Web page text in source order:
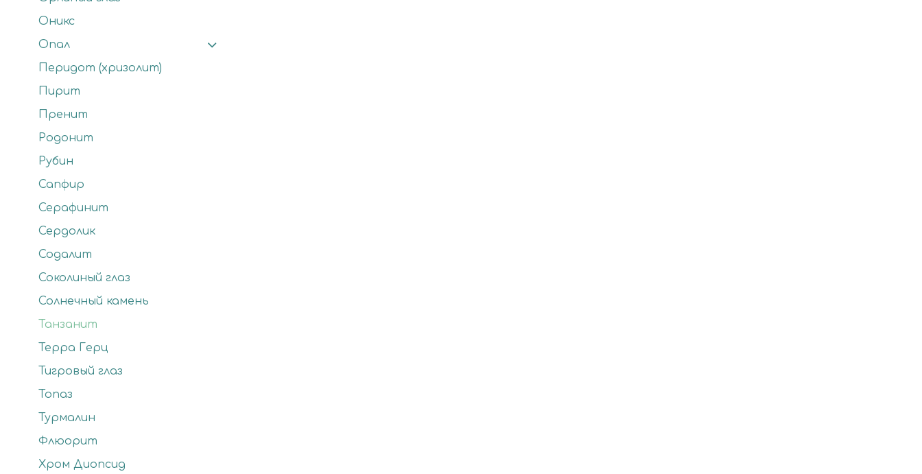
Оникс
Опал
Перидот (хризолит)
Пирит
Пренит
Родонит
Рубин
Сапфир
Серафинит
Сердолик
Содалит
Соколиный глаз
Солнечный камень
Танзанит
Терра Герц
Тигровый глаз
Топаз
Турмалин
Флюорит
Хром Диопсид